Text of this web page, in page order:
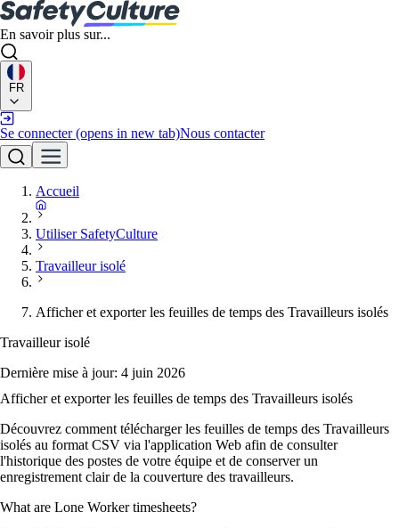
En savoir plus sur...
FR
Se connecter (opens in new tab)Nous contacter
Accueil
Utiliser SafetyCulture
Travailleur isolé
Afficher et exporter les feuilles de temps des Travailleurs isolés
Travailleur isolé
Dernière mise à jour: 4 juin 2026
Afficher et exporter les feuilles de temps des Travailleurs isolés
Découvrez comment télécharger les feuilles de temps des Travailleurs
isolés au format CSV via l'application Web afin de consulter
l'historique des postes de votre équipe et de conserver un
enregistrement clair de la couverture des travailleurs.
What are Lone Worker timesheets?